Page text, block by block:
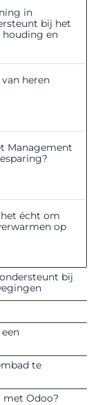
in
bij het
houding en
heren
Management
écht om
op
bij
te
met Odoo?